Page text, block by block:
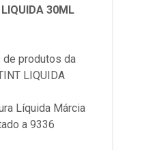
30ML
de produtos da
LIQUIDA
Líquida Márcia
a 9336